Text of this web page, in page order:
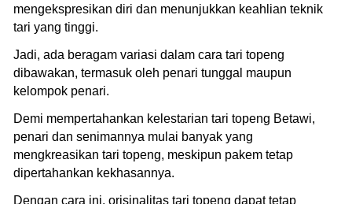
mengekspresikan diri dan menunjukkan keahlian teknik
tari yang tinggi.
Jadi, ada beragam variasi dalam cara tari topeng
dibawakan, termasuk oleh penari tunggal maupun
kelompok penari.
Demi mempertahankan kelestarian tari topeng Betawi,
penari dan senimannya mulai banyak yang
mengkreasikan tari topeng, meskipun pakem tetap
dipertahankan kekhasannya.
Dengan cara ini, orisinalitas tari topeng dapat tetap